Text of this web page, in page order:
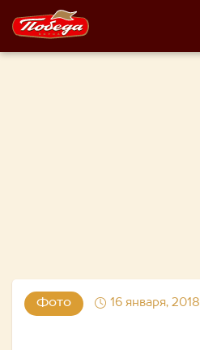
Фото 16 января, 2018